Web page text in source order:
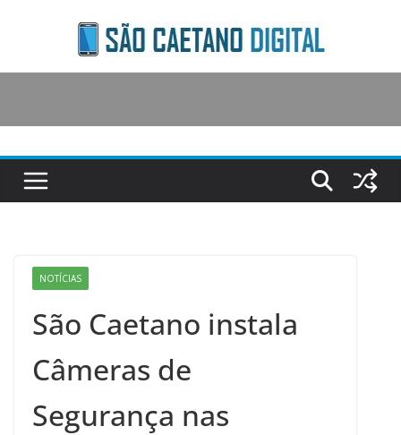
content
NOTÍCIAS
São Caetano instala
Câmeras de
Segurança nas